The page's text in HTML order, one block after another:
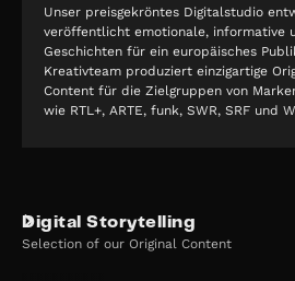
Unser preisgekröntes Digitalstudio
veröffentlicht emotionale, informative
Geschichten für ein europäisches
Kreativteam produziert einzigartige
Content für die Zielgruppen von
wie RTL+, ARTE, funk, SWR, SRF und
Digital Storytelling
Selection of our Original Content